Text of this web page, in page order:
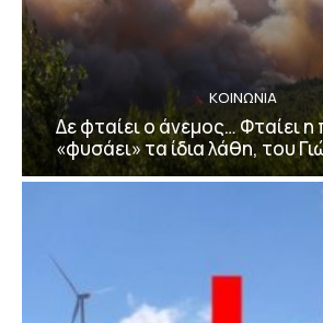
ΚΟΙΝΩΝΙΑ
Δε φταίει ο άνεμος… Φταίει η
«φυσάει» τα ίδια λάθη, του